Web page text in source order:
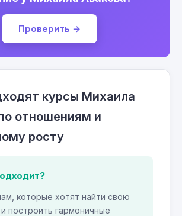
Проверить →
курсы Михаила
отношениям и
росту
которые хотят найти свою
построить гармоничные